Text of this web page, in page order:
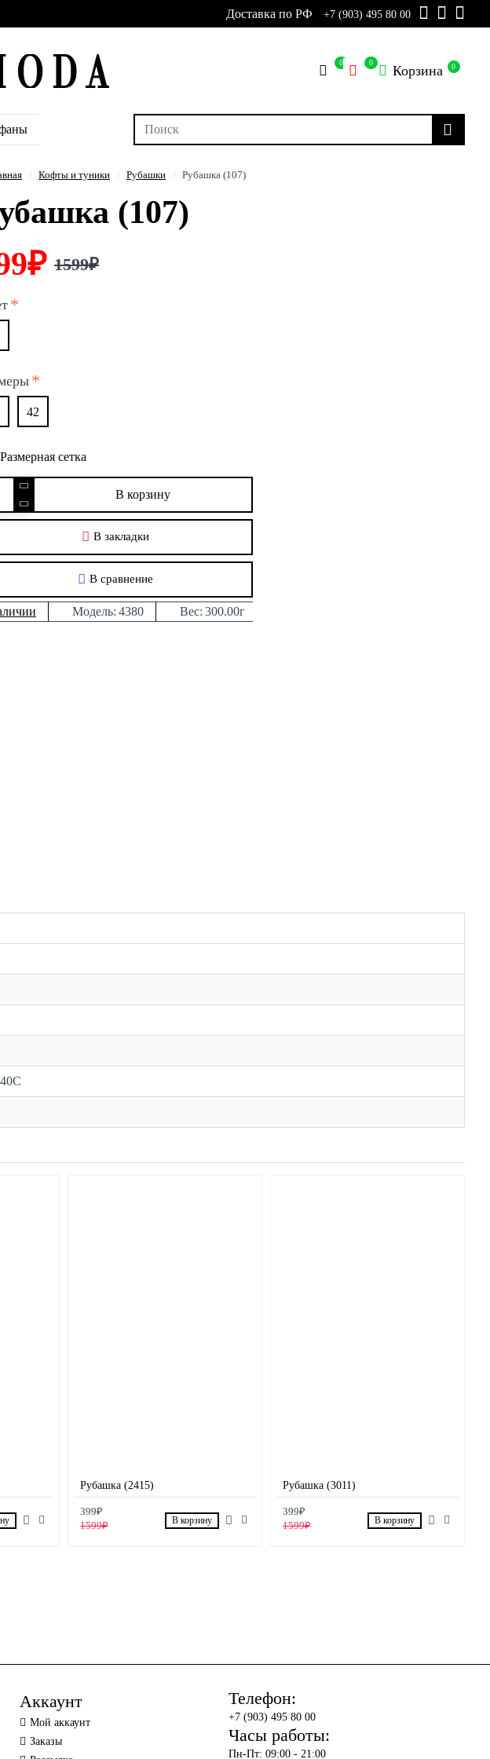
Доставка по РФ +7 (903) 495 80 00
0 0 Корзина 0
Кофты и туники Рубашки Рубашка (107)
(107)
Модель: 4380 Вес: 300.00г
1599₽
42
В корзину
В закладки
В сравнение
Размерная сетка
Рубашка (2415)
399₽
1599₽
В корзину
Рубашка (3011)
399₽
1599₽
В корзину
Аккаунт
Мой аккаунт
Заказы
Телефон:
+7 (903) 495 80 00
Часы работы:
Пн-Пт: 09:00 - 21:00